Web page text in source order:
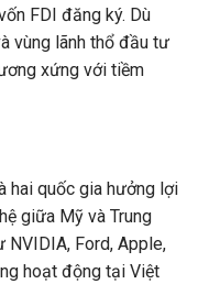
FDI đăng ký. Dù
vùng lãnh thổ đầu tư
xứng với tiềm
hai quốc gia hưởng lợi
giữa Mỹ và Trung
NVIDIA, Ford, Apple,
hoạt động tại Việt